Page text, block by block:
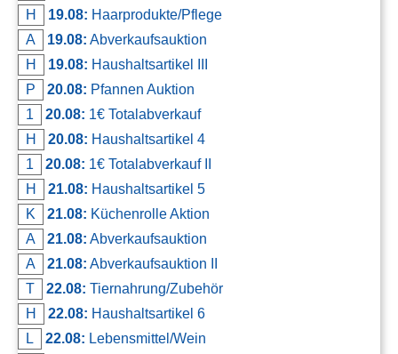
H
19.08: Haarprodukte/Pflege
A
19.08: Abverkaufsauktion
H
19.08: Haushaltsartikel III
P
20.08: Pfannen Auktion
1
20.08: 1€ Totalabverkauf
H
20.08: Haushaltsartikel 4
1
20.08: 1€ Totalabverkauf II
H
21.08: Haushaltsartikel 5
K
21.08: Küchenrolle Aktion
A
21.08: Abverkaufsauktion
A
21.08: Abverkaufsauktion II
T
22.08: Tiernahrung/Zubehör
H
22.08: Haushaltsartikel 6
L
22.08: Lebensmittel/Wein